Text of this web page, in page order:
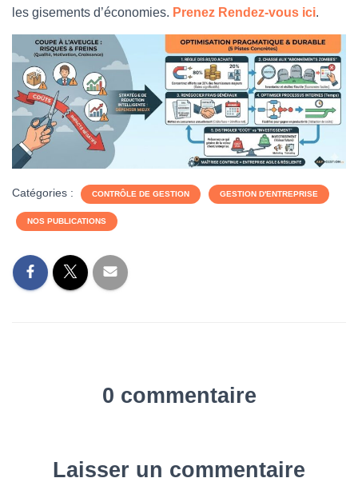
les gisements d’économies. Prenez Rendez-vous ici.
Catégories : CONTRÔLE DE GESTION GESTION D'ENTREPRISE
NOS PUBLICATIONS
0 commentaire
Laisser un commentaire